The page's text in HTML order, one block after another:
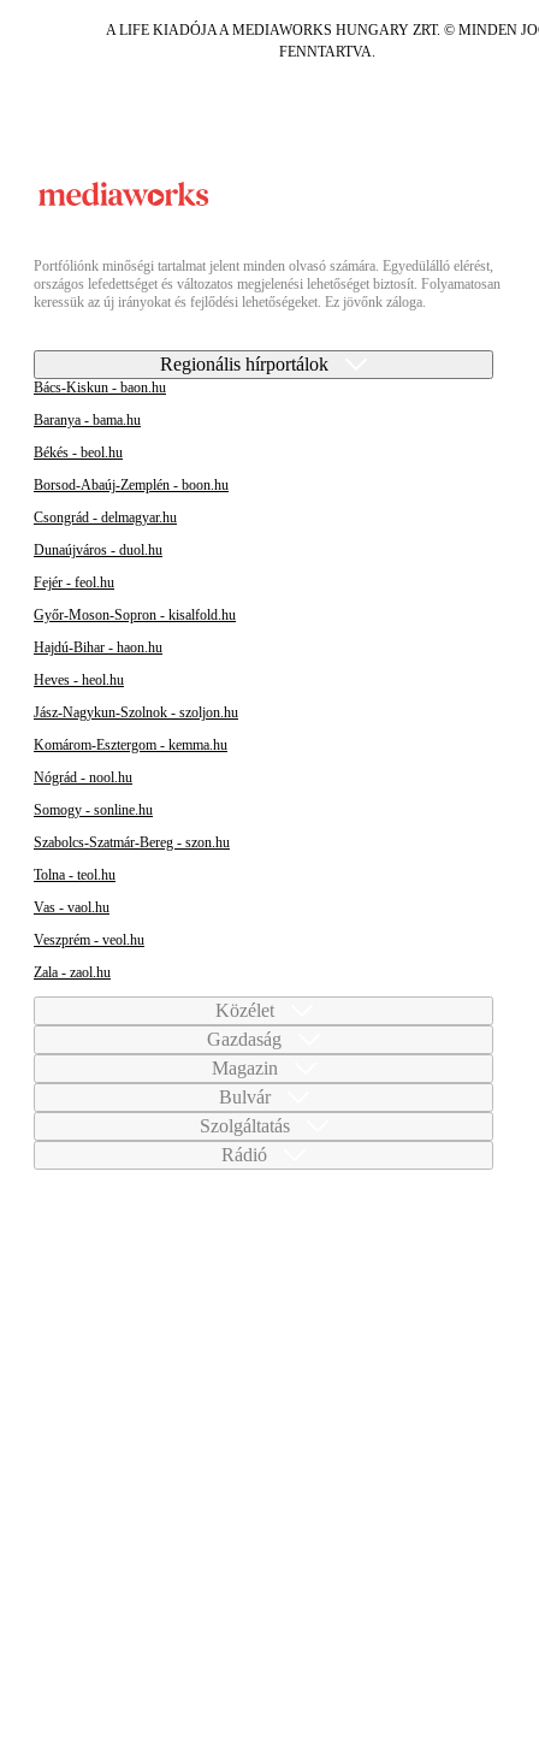
A LIFE KIADÓJA A MEDIAWORKS HUNGARY ZRT. © MINDEN
FENNTARTVA.
Portfóliónk minőségi tartalmat jelent minden olvasó számára. Egyedülálló elérést,
országos lefedettséget és változatos megjelenési lehetőséget biztosít. Folyamatosan
keressük az új irányokat és fejlődési lehetőségeket. Ez jövőnk záloga.
Regionális hírportálok
Bács-Kiskun - baon.hu
Baranya - bama.hu
Békés - beol.hu
Borsod-Abaúj-Zemplén - boon.hu
Csongrád - delmagyar.hu
Dunaújváros - duol.hu
Fejér - feol.hu
Győr-Moson-Sopron - kisalfold.hu
Hajdú-Bihar - haon.hu
Heves - heol.hu
Jász-Nagykun-Szolnok - szoljon.hu
Komárom-Esztergom - kemma.hu
Nógrád - nool.hu
Somogy - sonline.hu
Szabolcs-Szatmár-Bereg - szon.hu
Tolna - teol.hu
Vas - vaol.hu
Veszprém - veol.hu
Zala - zaol.hu
Közélet
Gazdaság
Magazin
Bulvár
Szolgáltatás
Rádió